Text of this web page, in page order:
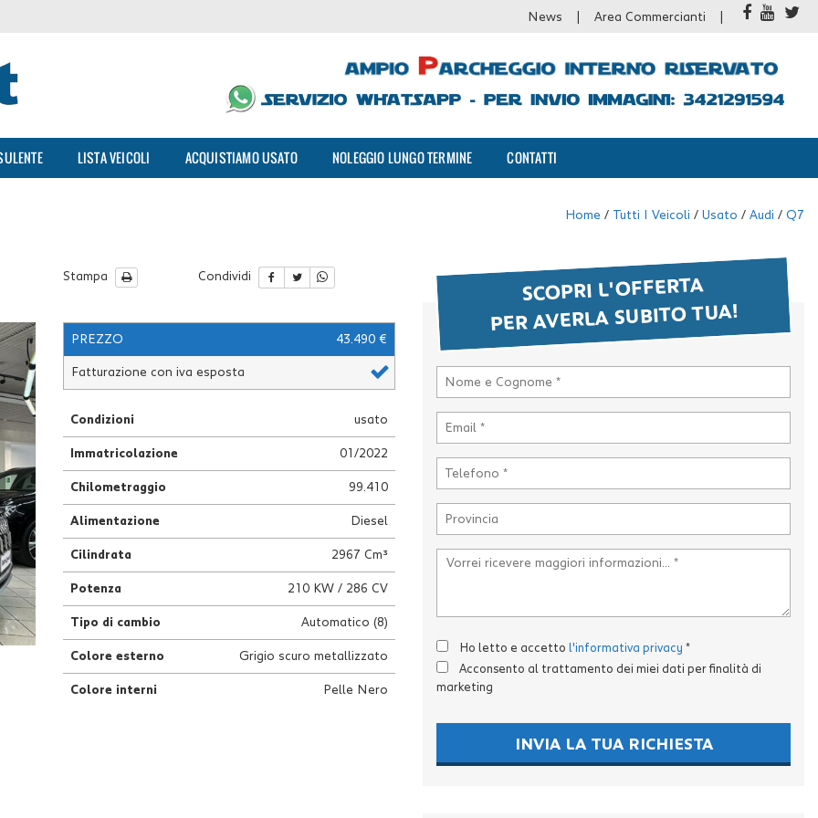
News Area Commercianti
LISTA VEICOLI ACQUISTIAMO USATO NOLEGGIO LUNGO TERMINE CONTATTI
Home / Tutti I Veicoli / Usato / Audi / Q7
Stampa Condividi
PREZZO 43.490 €
Fatturazione con iva esposta
Condizioni usato
Immatricolazione 01/2022
Chilometraggio 99.410
Alimentazione Diesel
Cilindrata 2967 Cm³
Potenza 210 KW / 286 CV
Tipo di cambio Automatico (8)
Colore esterno Grigio scuro metallizzato
Colore interni Pelle Nero
SCOPRI L'OFFERTA
PER AVERLA SUBITO TUA!
Ho letto e accetto l'informativa privacy *
Acconsento al trattamento dei miei dati per finalità di
marketing
INVIA LA TUA RICHIESTA